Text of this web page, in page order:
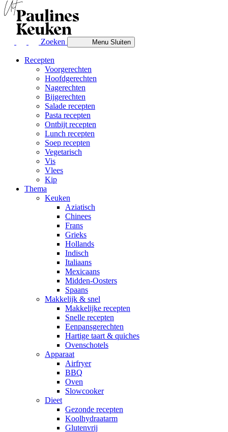
Zoeken MenuSluiten
Recepten
Voorgerechten
Hoofdgerechten
Nagerechten
Bijgerechten
Salade recepten
Pasta recepten
Ontbijt recepten
Lunch recepten
Soep recepten
Vegetarisch
Vis
Vlees
Kip
Thema
Keuken
Aziatisch
Chinees
Frans
Grieks
Hollands
Indisch
Italiaans
Mexicaans
Midden-Oosters
Spaans
Makkelijk & snel
Makkelijke recepten
Snelle recepten
Eenpansgerechten
Hartige taart & quiches
Ovenschotels
Apparaat
Airfryer
BBQ
Oven
Slowcooker
Dieet
Gezonde recepten
Koolhydraatarm
Glutenvrij